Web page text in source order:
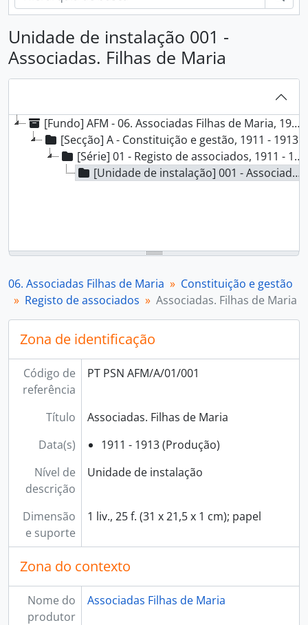
Unidade de instalação 001 -
Associadas. Filhas de Maria
[Fundo] AFM - 06. Associadas Filhas de Maria, 1911 - 1913
[Secção] A - Constituição e gestão, 1911 - 1913
[Série] 01 - Registo de associados, 1911 - 1913
[Unidade de instalação] 001 - Associadas. Filhas de Maria, 1911 - 1913
06. Associadas Filhas de Maria
Constituição e gestão
Registo de associados
Associadas. Filhas de Maria
Zona de identificação
Código de
referência
PT PSN AFM/A/01/001
Título
Associadas. Filhas de Maria
Data(s)
1911 - 1913 (Produção)
Nível de
descrição
Unidade de instalação
Dimensão
e suporte
1 liv., 25 f. (31 x 21,5 x 1 cm); papel
Zona do contexto
Nome do
produtor
Associadas Filhas de Maria